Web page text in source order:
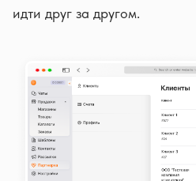
идти друг за другом.